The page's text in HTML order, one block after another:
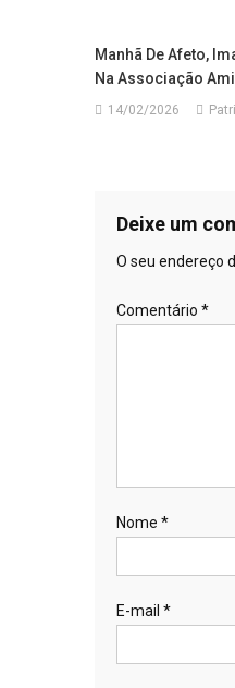
Manhã De Afeto,
Na Associação
14/02/2026
Deixe um
O seu endereço
Comentário *
Nome *
E-mail *